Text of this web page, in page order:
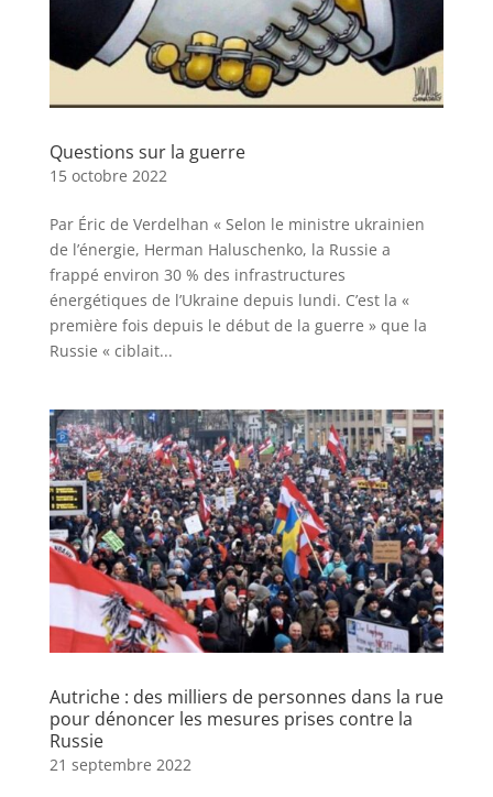
Questions sur la guerre
15 octobre 2022
Par Éric de Verdelhan « Selon le ministre ukrainien
de l’énergie, Herman Haluschenko, la Russie a
frappé environ 30 % des infrastructures
énergétiques de l’Ukraine depuis lundi. C’est la «
première fois depuis le début de la guerre » que la
Russie « ciblait...
Autriche : des milliers de personnes dans la rue
pour dénoncer les mesures prises contre la
Russie
21 septembre 2022